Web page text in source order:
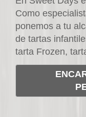
Como
ponemos a tu
de tartas
tarta Frozen,